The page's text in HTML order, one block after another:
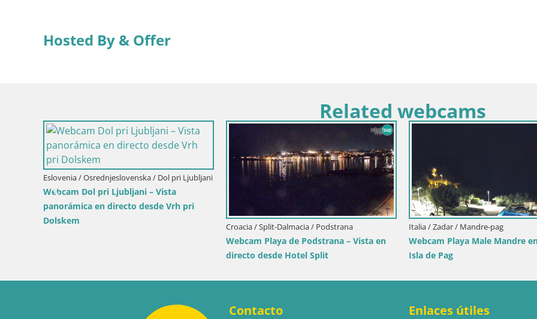
Hosted By & Offer
Related webcams
Eslovenia / Osrednjeslovenska / Dol pri Ljubljani
Webcam Dol pri Ljubljani – Vista
panorámica en directo desde Vrh pri
Dolskem
Croacia / Split-Dalmacia / Podstrana
Webcam Playa de Podstrana – Vista en
directo desde Hotel Split
Italia / Zadar / Mandre-pag
Webcam Playa Male Mandre
Isla de Pag
Contacto Enlaces útiles